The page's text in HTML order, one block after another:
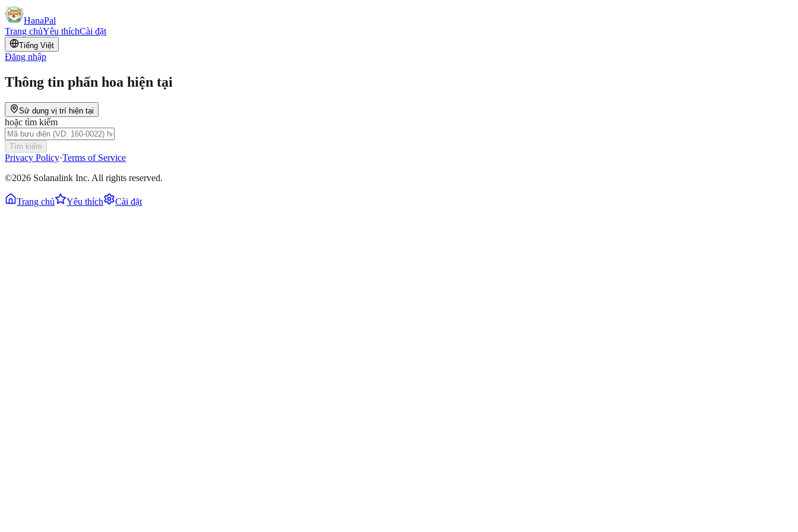
HanaPal
Trang chủYêu thíchCài đặt
Tiếng Việt
Đăng nhập
Thông tin phấn hoa hiện tại
Sử dụng vị trí hiện tại
hoặc tìm kiếm
Tìm kiếm
Privacy Policy·Terms of Service
©2026 Solanalink Inc. All rights reserved.
Trang chủ Yêu thích Cài đặt